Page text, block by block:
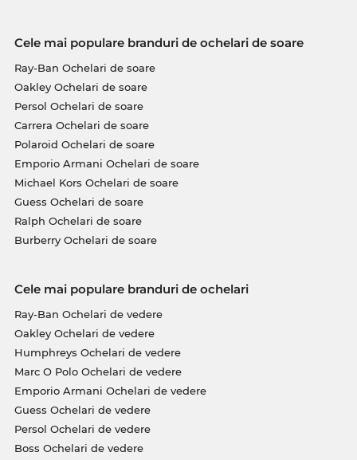
Cele mai populare branduri de ochelari de soare
Ray-Ban Ochelari de soare
Oakley Ochelari de soare
Persol Ochelari de soare
Carrera Ochelari de soare
Polaroid Ochelari de soare
Emporio Armani Ochelari de soare
Michael Kors Ochelari de soare
Guess Ochelari de soare
Ralph Ochelari de soare
Burberry Ochelari de soare
Cele mai populare branduri de ochelari
Ray-Ban Ochelari de vedere
Oakley Ochelari de vedere
Humphreys Ochelari de vedere
Marc O Polo Ochelari de vedere
Emporio Armani Ochelari de vedere
Guess Ochelari de vedere
Persol Ochelari de vedere
Boss Ochelari de vedere